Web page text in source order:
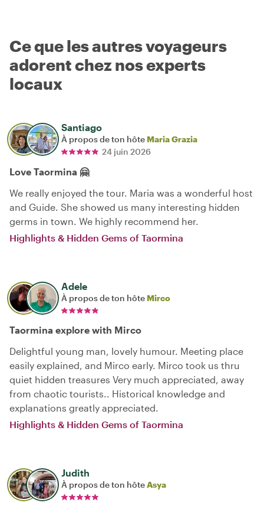
Ce que les autres voyageurs
adorent chez nos experts
locaux
Santiago
À propos de ton hôte Maria Grazia
24 juin 2026
Love Taormina 🤗
We really enjoyed the tour. Maria was a wonderful host
and Guide. She showed us many interesting hidden
germs in town. We highly recommend her.
Highlights & Hidden Gems of Taormina
Adele
À propos de ton hôte Mirco
Taormina explore with Mirco
Delightful young man, lovely humour. Meeting place
easily explained, and Mirco early. Mirco took us thru
quiet hidden treasures Very much appreciated, away
from chaotic tourists.. Historical knowledge and
explanations greatly appreciated.
Highlights & Hidden Gems of Taormina
Judith
À propos de ton hôteAsya